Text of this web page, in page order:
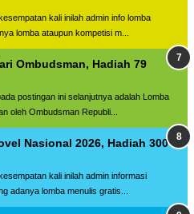
kali inilah admin info lomba
lomba ataupun kompetisi m...
Ombudsman, Hadiah 79
postingan ini selanjutnya adalah Lomba
oleh Ombudsman Republi...
Nasional 2026, Hadiah 300
kali inilah admin informasi
adanya lomba menulis gratis...